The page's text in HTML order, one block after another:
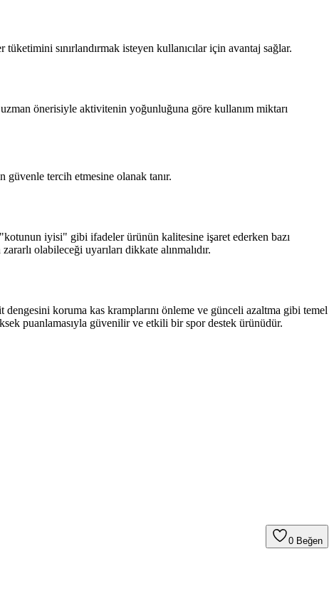
sınırlandırmak isteyen kullanıcılar için avantaj sağlar.
önerisiyle aktivitenin yoğunluğuna göre kullanım miktarı
tercih etmesine olanak tanır.
iyisi" gibi ifadeler ürünün kalitesine işaret ederken bazı
olabileceği uyarıları dikkate alınmalıdır.
koruma kas kramplarını önleme ve günceli azaltma gibi temel
puanlamasıyla güvenilir ve etkili bir spor destek ürünüdür.
0 Beğen